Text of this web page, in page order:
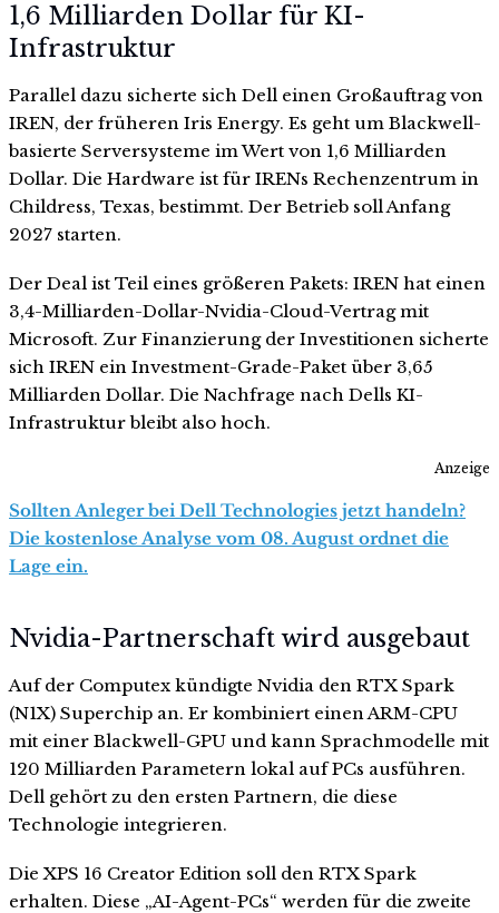
1,6 Milliarden Dollar für KI-
Infrastruktur
Parallel dazu sicherte sich Dell einen Großauftrag von
IREN, der früheren Iris Energy. Es geht um Blackwell-
basierte Serversysteme im Wert von 1,6 Milliarden
Dollar. Die Hardware ist für IRENs Rechenzentrum in
Childress, Texas, bestimmt. Der Betrieb soll Anfang
2027 starten.
Der Deal ist Teil eines größeren Pakets: IREN hat einen
3,4-Milliarden-Dollar-Nvidia-Cloud-Vertrag mit
Microsoft. Zur Finanzierung der Investitionen sicherte
sich IREN ein Investment-Grade-Paket über 3,65
Milliarden Dollar. Die Nachfrage nach Dells KI-
Infrastruktur bleibt also hoch.
Anzeige
Sollten Anleger bei Dell Technologies jetzt handeln?
Die kostenlose Analyse vom 08. August ordnet die
Lage ein.
Nvidia-Partnerschaft wird ausgebaut
Auf der Computex kündigte Nvidia den RTX Spark
(N1X) Superchip an. Er kombiniert einen ARM-CPU
mit einer Blackwell-GPU und kann Sprachmodelle mit
120 Milliarden Parametern lokal auf PCs ausführen.
Dell gehört zu den ersten Partnern, die diese
Technologie integrieren.
Die XPS 16 Creator Edition soll den RTX Spark
erhalten. Diese „AI-Agent-PCs“ werden für die zweite